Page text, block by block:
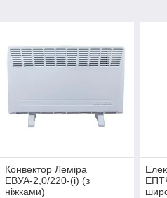
Конвектор Леміра
ЕВУА-2,0/220-(і) (з
ніжками)